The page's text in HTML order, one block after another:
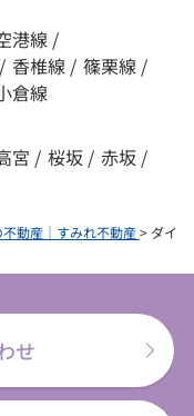
港線 /
/ 香椎線 / 篠栗線 /
倉線
宮 / 桜坂 / 赤坂 /
不動産｜すみれ不動産> ダイ
せ